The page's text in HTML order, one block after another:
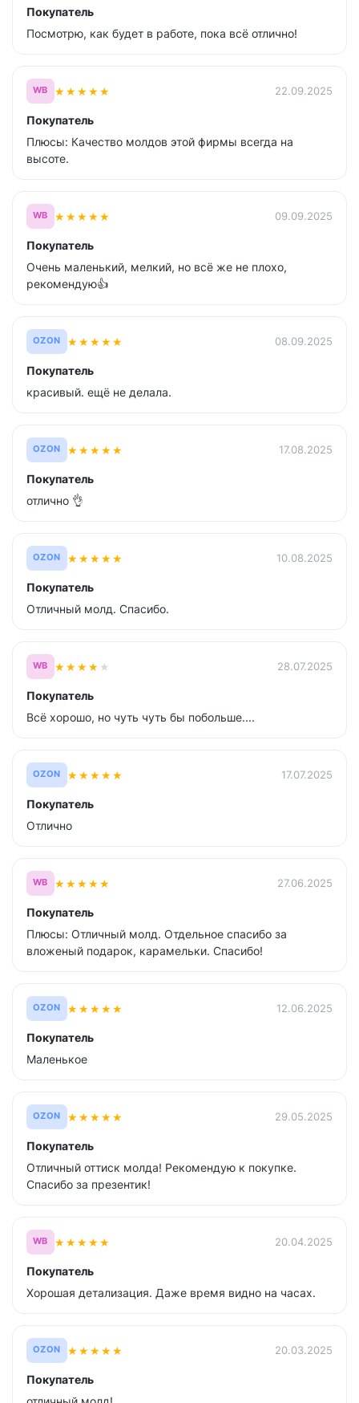
Покупатель
Посмотрю, как будет в работе, пока всё отлично!
WB ★★★★★ 22.09.2025
Покупатель
Плюсы: Качество молдов этой фирмы всегда на
высоте.
WB ★★★★★ 09.09.2025
Покупатель
Очень маленький, мелкий, но всё же не плохо,
рекомендую👍
OZON ★★★★★ 08.09.2025
Покупатель
красивый. ещё не делала.
OZON ★★★★★ 17.08.2025
Покупатель
отлично 👌
OZON ★★★★★ 10.08.2025
Покупатель
Отличный молд. Спасибо.
WB ★★★★ ★ 28.07.2025
Покупатель
Всё хорошо, но чуть чуть бы побольше....
OZON ★★★★★ 17.07.2025
Покупатель
Отлично
WB ★★★★★ 27.06.2025
Покупатель
Плюсы: Отличный молд. Отдельное спасибо за
вложеный подарок, карамельки. Спасибо!
OZON ★★★★★ 12.06.2025
Покупатель
Маленькое
OZON ★★★★★ 29.05.2025
Покупатель
Отличный оттиск молда! Рекомендую к покупке.
Спасибо за презентик!
WB ★★★★★ 20.04.2025
Покупатель
Хорошая детализация. Даже время видно на часах.
OZON ★★★★★ 20.03.2025
Покупатель